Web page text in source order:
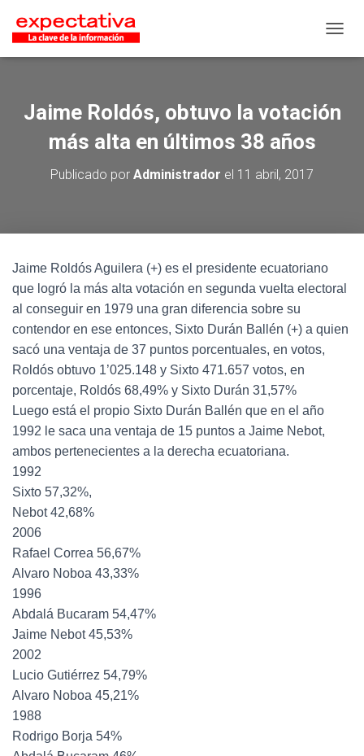
Jaime Roldós, obtuvo la votación
más alta en últimos 38 años
Publicado por Administrador el 11 abril, 2017
Jaime Roldós Aguilera (+) es el presidente ecuatoriano
que logró la más alta votación en segunda vuelta electoral
al conseguir en 1979 una gran diferencia sobre su
contendor en ese entonces, Sixto Durán Ballén (+) a quien
sacó una ventaja de 37 puntos porcentuales, en votos,
Roldós obtuvo 1’025.148 y Sixto 471.657 votos, en
porcentaje, Roldós 68,49% y Sixto Durán 31,57%
Luego está el propio Sixto Durán Ballén que en el año
1992 le saca una ventaja de 15 puntos a Jaime Nebot,
ambos pertenecientes a la derecha ecuatoriana.
1992
Sixto 57,32%,
Nebot 42,68%
2006
Rafael Correa 56,67%
Alvaro Noboa 43,33%
1996
Abdalá Bucaram 54,47%
Jaime Nebot 45,53%
2002
Lucio Gutiérrez 54,79%
Alvaro Noboa 45,21%
1988
Rodrigo Borja 54%